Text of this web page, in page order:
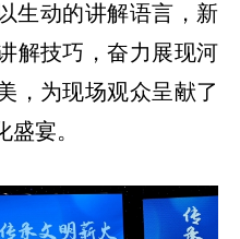
动的讲解语言，新
解技巧，奋力展现河
，为现场观众呈献了
宴。